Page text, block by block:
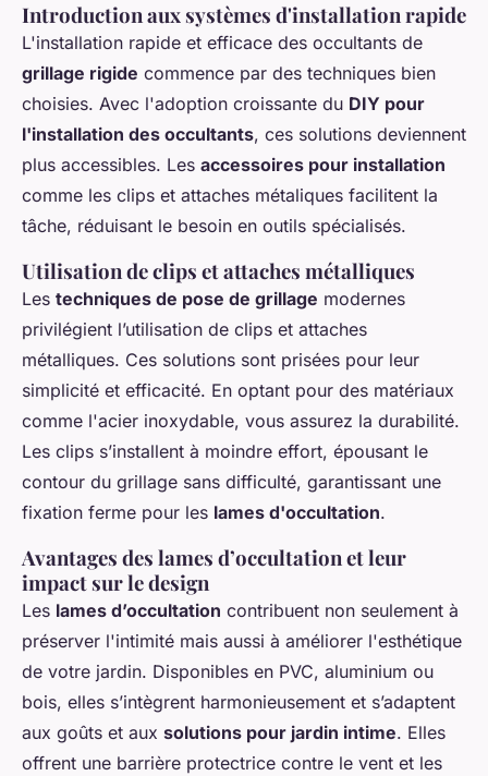
Introduction aux systèmes d'installation rapide
L'installation rapide et efficace des occultants de
grillage rigide commence par des techniques bien
choisies. Avec l'adoption croissante du DIY pour
l'installation des occultants, ces solutions deviennent
plus accessibles. Les accessoires pour installation
comme les clips et attaches métaliques facilitent la
tâche, réduisant le besoin en outils spécialisés.
Utilisation de clips et attaches métalliques
Les techniques de pose de grillage modernes
privilégient l’utilisation de clips et attaches
métalliques. Ces solutions sont prisées pour leur
simplicité et efficacité. En optant pour des matériaux
comme l'acier inoxydable, vous assurez la durabilité.
Les clips s’installent à moindre effort, épousant le
contour du grillage sans difficulté, garantissant une
fixation ferme pour les lames d'occultation.
Avantages des lames d’occultation et leur
impact sur le design
Les lames d’occultation contribuent non seulement à
préserver l'intimité mais aussi à améliorer l'esthétique
de votre jardin. Disponibles en PVC, aluminium ou
bois, elles s’intègrent harmonieusement et s’adaptent
aux goûts et aux solutions pour jardin intime. Elles
offrent une barrière protectrice contre le vent et les